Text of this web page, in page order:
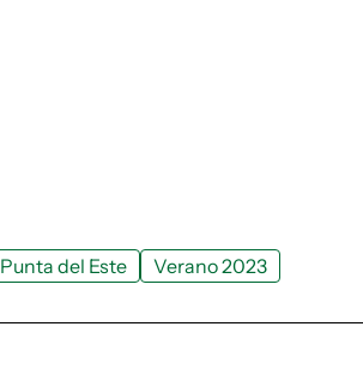
Punta del Este Verano 2023